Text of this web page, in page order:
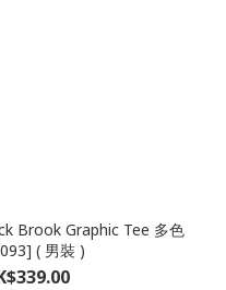
Brook Graphic Tee 多色
( 男裝 )